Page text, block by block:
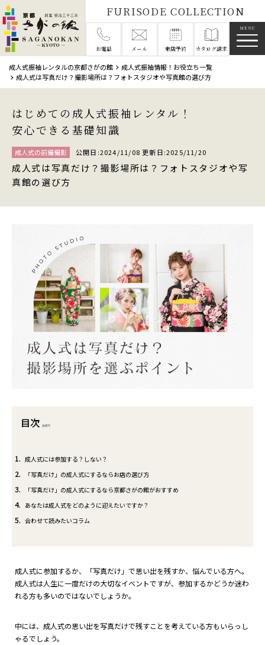
FURISODE COLLECTION
お電話 メール 来店予約 カタログ請求
成人式振袖レンタルの京都さがの館
成人式振袖情報！お役立ち一覧
成人式は写真だけ？撮影場所は？フォトスタジオや写真館の選び方
はじめての成人式振袖レンタル！
安心できる基礎知識
成人式の前撮撮影 公開日:2024/11/08 更新日:2025/11/20
成人式は写真だけ？撮影場所は？フォトスタジオや写
真館の選び方
目次 非表示
1 成人式には参加する？しない？
2 「写真だけ」の成人式にするならお店の選び方
3 「写真だけ」の成人式にするなら京都さがの館がおすすめ
4 あなたは成人式をどのように迎えたいですか？
5 合わせて読みたいコラム
成人式に参加するか、「写真だけ」で思い出を残すか、悩んでいる方へ。
成人式は人生に一度だけの大切なイベントですが、参加するかどうか迷わ
れる方も多いのではないでしょうか。
中には、成人式の思い出を写真だけで残すことを考えている方もいらっし
ゃるでしょう。
メニ